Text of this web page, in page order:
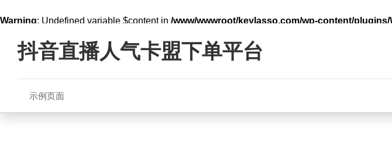
Warning: Undefined variable $content in /www/wwwroot/keylasso.com/wp-content/
content抖音直播人气卡盟下单平台
示例页面